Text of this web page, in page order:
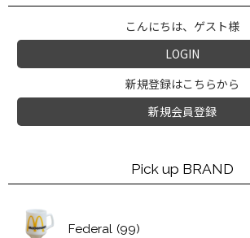
こんにちは、ゲスト様
LOGIN
新規登録はこちらから
新規会員登録
Pick up BRAND
Federal (99)